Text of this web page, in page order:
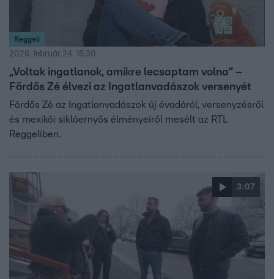
Reggeli
2026. február 24. 15:30
„Voltak ingatlanok, amikre lecsaptam volna” –
Fördős Zé élvezi az Ingatlanvadászok versenyét
Fördős Zé az Ingatlanvadászok új évadáról, versenyzésről
és mexikói siklóernyős élményeiről mesélt az RTL
Reggeliben.
3:07